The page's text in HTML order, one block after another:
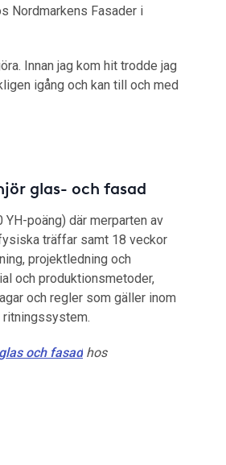
Nordmarkens Fasader i
Innan jag kom hit trodde jag
igång och kan till och med
glas- och fasad
poäng) där merparten av
träffar samt 18 veckor
projektledning och
och produktionsmetoder,
och regler som gäller inom
ritningssystem.
och fasad hos